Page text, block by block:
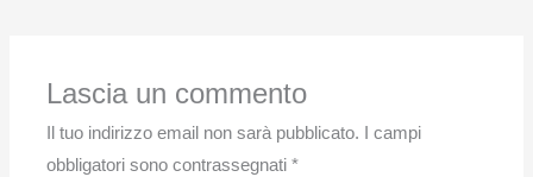
Lascia un commento
Il tuo indirizzo email non sarà pubblicato.
I campi
obbligatori sono contrassegnati*